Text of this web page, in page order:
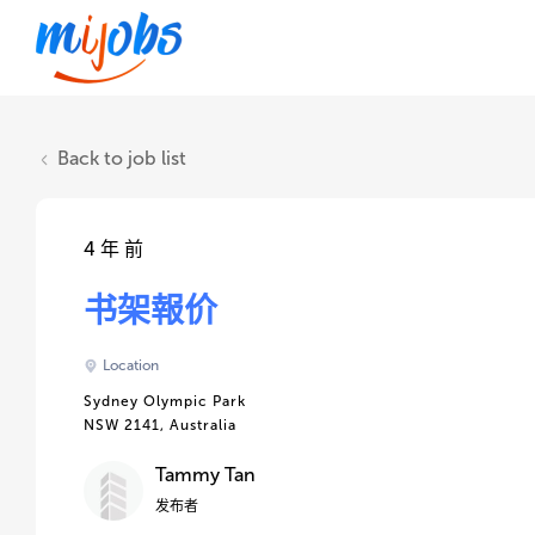
Back to job list
4 年 前
书架報价
Location
Sydney Olympic Park
NSW 2141, Australia
Tammy Tan
发布者